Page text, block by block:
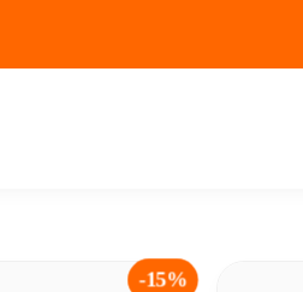
-15%
15%-